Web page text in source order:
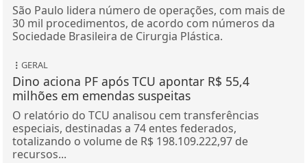
São Paulo lidera número de operações, com mais de
30 mil procedimentos, de acordo com números da
Sociedade Brasileira de Cirurgia Plástica.
GERAL
Dino aciona PF após TCU apontar R$ 55,4
milhões em emendas suspeitas
O relatório do TCU analisou cem transferências
especiais, destinadas a 74 entes federados,
totalizando o volume de R$ 198.109.222,97 de
recursos...